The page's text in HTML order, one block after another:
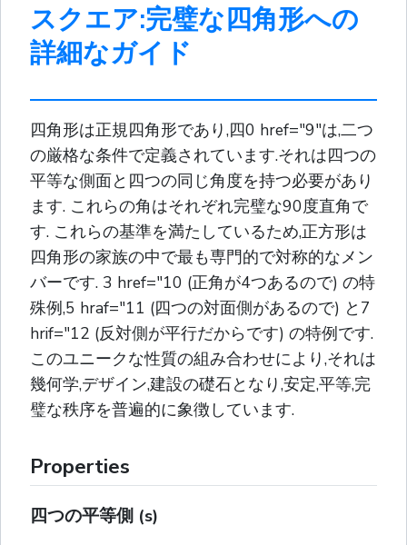
スクエア:完璧な四角形への
詳細なガイド
四角形は正規四角形であり,四0 href="9"は,二つ
の厳格な条件で定義されています.それは四つの
平等な側面と四つの同じ角度を持つ必要があり
ます. これらの角はそれぞれ完璧な90度直角で
す. これらの基準を満たしているため,正方形は
四角形の家族の中で最も専門的で対称的なメン
バーです. 3 href="10 (正角が4つあるので) の特
殊例,5 hraf="11 (四つの対面側があるので) と7
hrif="12 (反対側が平行だからです) の特例です.
このユニークな性質の組み合わせにより,それは
幾何学,デザイン,建設の礎石となり,安定,平等,完
璧な秩序を普遍的に象徴しています.
Properties
四つの平等側 (s)